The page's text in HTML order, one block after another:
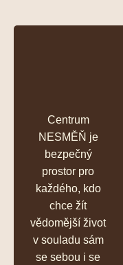
Centrum
NESMĚŇ je
bezpečný
prostor pro
každého, kdo
chce žít
vědomější život
v souladu sám
se sebou i se